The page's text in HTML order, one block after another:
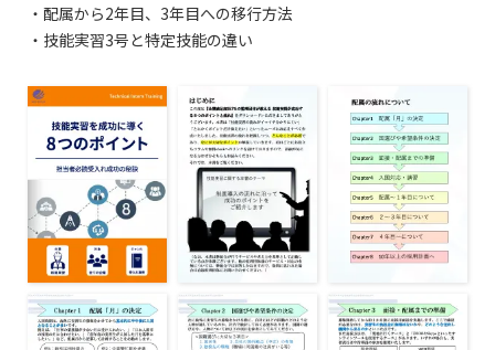
・配属から2年目、3年目への移行方法
・技能実習3号と特定技能の違い